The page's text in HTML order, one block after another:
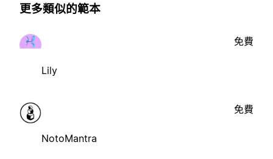
更多類似的範本
Lily
免費
NotoMantra
免費